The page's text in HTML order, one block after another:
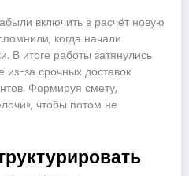
включить в расчёт новую
когда начали
В итоге работы затянулись
за срочных доставок
Формируя смету,
чтобы потом не